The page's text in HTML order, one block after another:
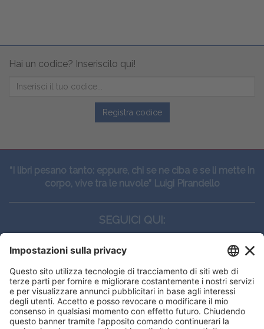
Hai un codice? Inseriscilo qui!
Registra codice
“I libri pesano tanto: eppure, chi se ne ciba e se li mette in
corpo, vive tra le nuvole” Luigi Pirandello
SEGUICI QUI:
CONTATTI
Edi.Ermes srl
Viale E. Forlanini, 21 - 20134, Milano